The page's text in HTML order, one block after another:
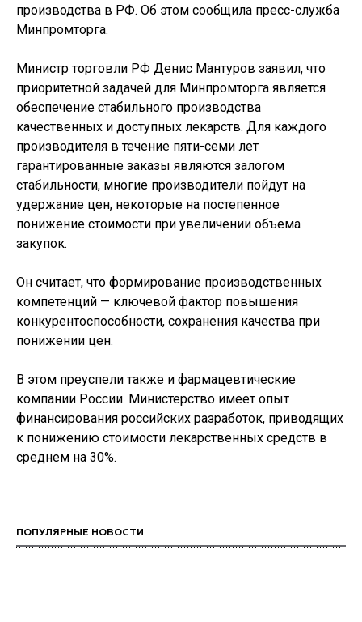
производства в РФ. Об этом сообщила пресс-служба
Минпромторга.
Министр торговли РФ Денис Мантуров заявил, что
приоритетной задачей для Минпромторга является
обеспечение стабильного производства
качественных и доступных лекарств. Для каждого
производителя в течение пяти-семи лет
гарантированные заказы являются залогом
стабильности, многие производители пойдут на
удержание цен, некоторые на постепенное
понижение стоимости при увеличении объема
закупок.
Он считает, что формирование производственных
компетенций — ключевой фактор повышения
конкурентоспособности, сохранения качества при
понижении цен.
В этом преуспели также и фармацевтические
компании России. Министерство имеет опыт
финансирования российских разработок, приводящих
к понижению стоимости лекарственных средств в
среднем на 30%.
ПОПУЛЯРНЫЕ НОВОСТИ